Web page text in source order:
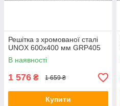
Решітка з хромованої сталі
UNOX 600x400 мм GRP405
В наявності
1 576 ₴ 1 659 ₴
Купити